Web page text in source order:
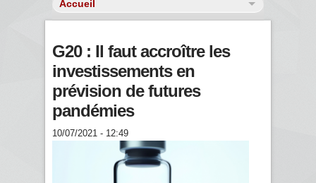
G20 : Il faut accroître les
investissements en
prévision de futures
pandémies
10/07/2021 - 12:49